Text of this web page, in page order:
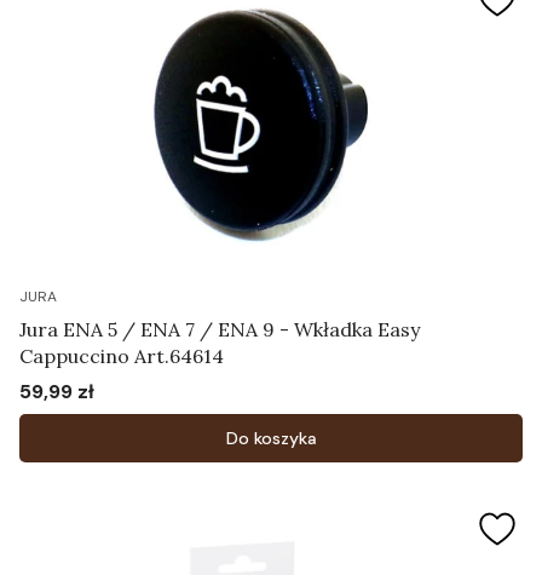
JURA
Jura ENA 5 / ENA 7 / ENA 9 - Wkładka Easy
Cappuccino Art.64614
Cena
59,99 zł
Do koszyka